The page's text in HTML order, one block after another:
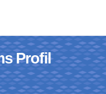
Profil